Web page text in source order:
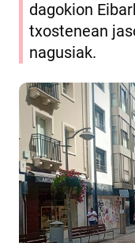
dagokion
txostenean
nagusiak.